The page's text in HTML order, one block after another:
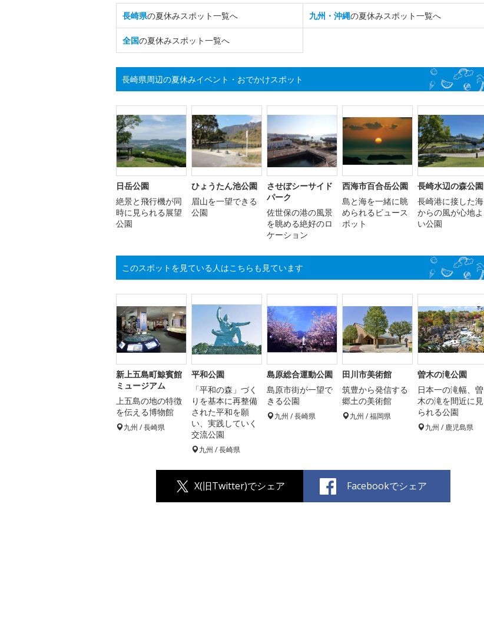
長崎県の夏休みスポット一覧へ 九州・沖縄の夏休みスポット一覧へ
全国の夏休みスポット一覧へ
長崎県周辺の夏休みイベント・おでかけスポット
日岳公園
絶景と飛行機が同
時に見られる展望
公園
ひょうたん池公園
眉山を一望できる
公園
させぼシーサイド
パーク
佐世保の港の風景
を眺める絶好のロ
ケーション
西海市百合岳公園
島と海を一緒に眺
められるビュース
ポット
長崎水辺の森公園
長崎港に接した海
からの風が心地よ
い公園
このスポットを見ている人はこちらも見ています
新上五島町鯨賓館
ミュージアム
上五島の地の特徴
を伝える博物館
九州 / 長崎県
平和公園
「平和の森」づく
りを基本に再整備
された平和を願
い、実践していく
交流公園
九州 / 長崎県
島原総合運動公園
島原市街が一望で
きる公園
九州 / 長崎県
田川市美術館
筑豊から発信する
郷土の美術館
九州 / 福岡県
曽木の滝公園
日本一の滝幅、曽
木の滝を間近に見
られる公園
九州 / 鹿児島県
X(旧Twitter)でシェア Facebookでシェア